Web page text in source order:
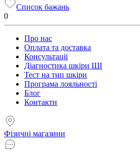
Список бажань
0
Про нас
Оплата та доставка
Консультації
Діагностика шкіри ШІ
Тест на тип шкіри
Програма лояльності
Блог
Контакти
Фізичні магазини